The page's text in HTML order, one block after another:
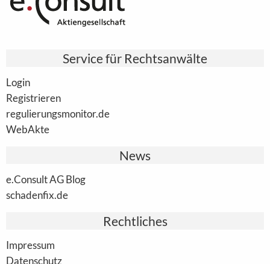
Service für Rechtsanwälte
Login
Registrieren
regulierungsmonitor.de
WebAkte
News
e.Consult AG Blog
schadenfix.de
Rechtliches
Impressum
Datenschutz